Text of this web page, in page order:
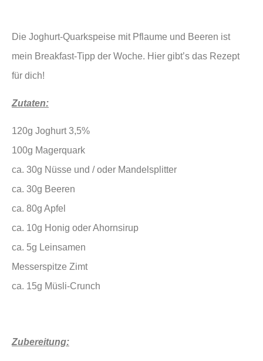
Die Joghurt-Quarkspeise mit Pflaume und Beeren ist
mein Breakfast-Tipp der Woche. Hier gibt’s das Rezept
für dich!
Zutaten:
120g Joghurt 3,5%
100g Magerquark
ca. 30g Nüsse und / oder Mandelsplitter
ca. 30g Beeren
ca. 80g Apfel
ca. 10g Honig oder Ahornsirup
ca. 5g Leinsamen
Messerspitze Zimt
ca. 15g Müsli-Crunch
Zubereitung: